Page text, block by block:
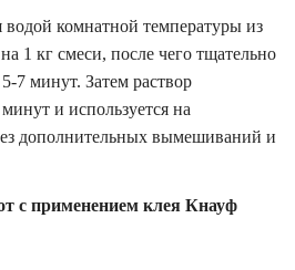
водой комнатной температуры из
1 кг смеси, после чего тщательно
7 минут. Затем раствор
и используется на
дополнительных вымешиваний и
с применением клея Кнауф